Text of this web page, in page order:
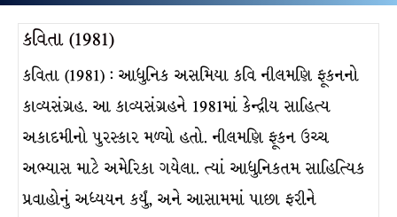
કવિતા (1981)
કવિતા (1981) : આધુનિક અસમિયા કવિ નીલમણિ ફૂકનનો
કાવ્યસંગ્રહ. આ કાવ્યસંગ્રહને 1981માં કેન્દ્રીય સાહિત્ય
અકાદમીનો પુરસ્કાર મળ્યો હતો. નીલમણિ ફૂકન ઉચ્ચ
અભ્યાસ માટે અમેરિકા ગયેલા. ત્યાં આધુનિકતમ સાહિત્યિક
પ્રવાહોનું અધ્યયન કર્યું, અને આસામમાં પાછા ફરીને